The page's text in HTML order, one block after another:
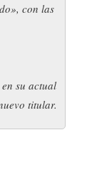
con las
su actual
titular.